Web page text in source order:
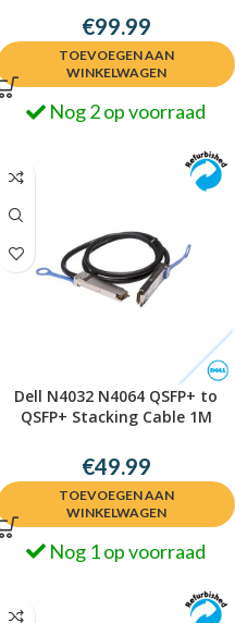
€99.99
TOEVOEGEN AAN
WINKELWAGEN
Nog 2 op voorraad
Dell N4032 N4064 QSFP+ to
QSFP+ Stacking Cable 1M
€49.99
TOEVOEGEN AAN
WINKELWAGEN
Nog 1 op voorraad